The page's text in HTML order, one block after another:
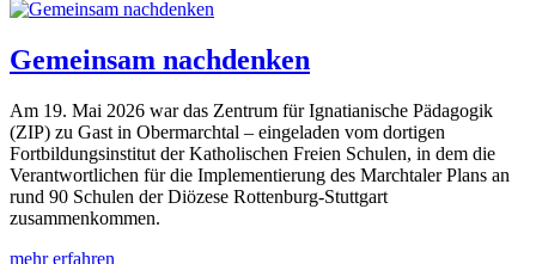
Gemeinsam nachdenken
Am 19. Mai 2026 war das Zentrum für Ignatianische Pädagogik
(ZIP) zu Gast in Obermarchtal – eingeladen vom dortigen
Fortbildungsinstitut der Katholischen Freien Schulen, in dem die
Verantwortlichen für die Implementierung des Marchtaler Plans an
rund 90 Schulen der Diözese Rottenburg-Stuttgart
zusammenkommen.
mehr erfahren